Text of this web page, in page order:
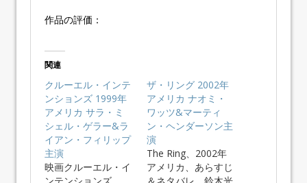
作品の評価：
関連
クルーエル・インテ
ンションズ 1999年
アメリカ サラ・ミ
シェル・ゲラー&ラ
イアン・フィリップ
主演
映画クルーエル・イ
ザ・リング 2002年
アメリカ ナオミ・
ワッツ&マーティ
ン・ヘンダーソン主
演
The Ring、2002年
アメリカ、あらすじ